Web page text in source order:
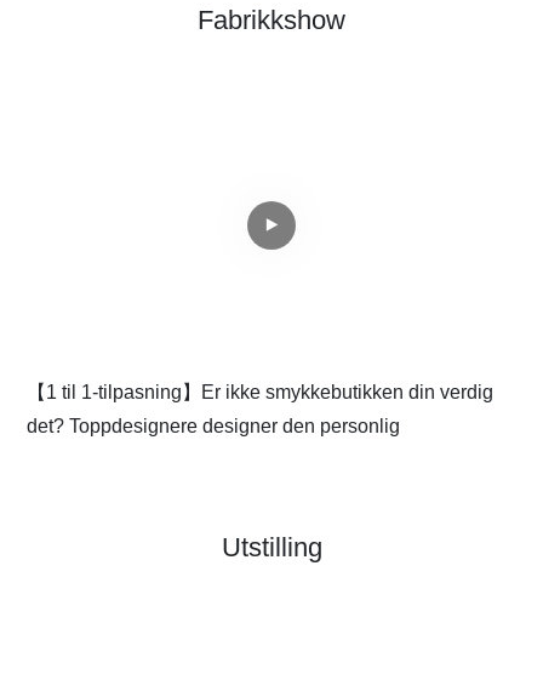
Fabrikkshow
【1 til 1-tilpasning】Er ikke smykkebutikken din verdig
det? Toppdesignere designer den personlig
Utstilling